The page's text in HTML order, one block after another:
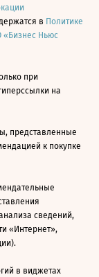
в Политике
«Бизнес Ньюс
при
на
представленные
к покупке
сведений,
«Интернет»,
в виджетах